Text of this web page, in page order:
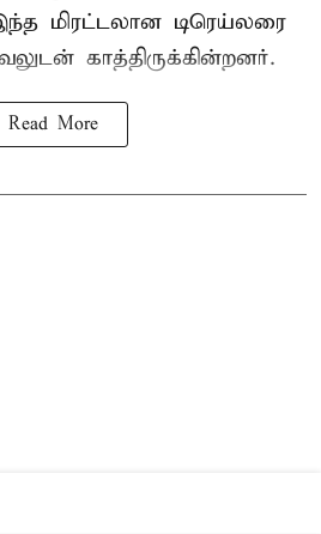
மிரட்டலான டிரெய்லரை
காத்திருக்கின்றனர்.
Read More